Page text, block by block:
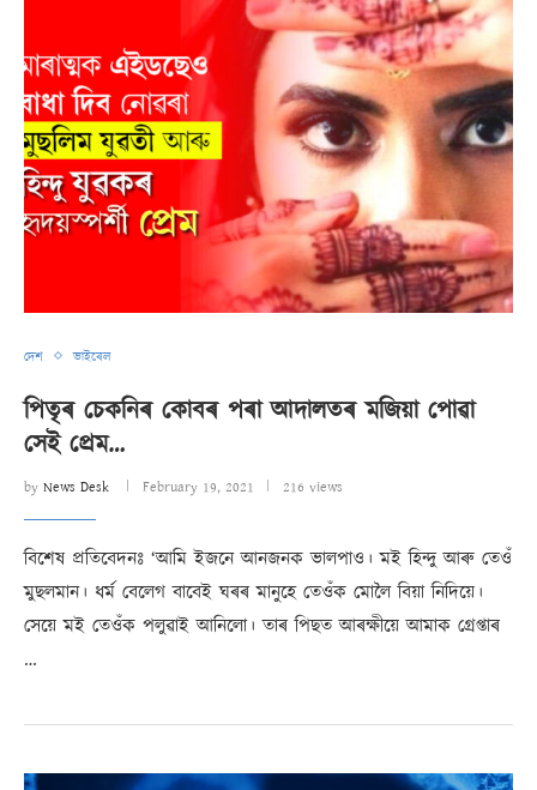
দেশ ভাইৰেল
পিতৃৰ চেকনিৰ কোবৰ পৰা আদালতৰ মজিয়া পোৱা
সেই প্ৰেম…
by News Desk February 19, 2021 216 views
বিশেষ প্ৰতিবেদনঃ ‘আমি ইজনে আনজনক ভালপাও। মই হিন্দু আৰু তেওঁ
মুছলমান। ধৰ্ম বেলেগ বাবেই ঘৰৰ মানুহে তেওঁক মোলৈ বিয়া নিদিয়ে।
সেয়ে মই তেওঁক পলুৱাই আনিলো। তাৰ পিছত আৰক্ষীয়ে আমাক গ্ৰেপ্তাৰ
…